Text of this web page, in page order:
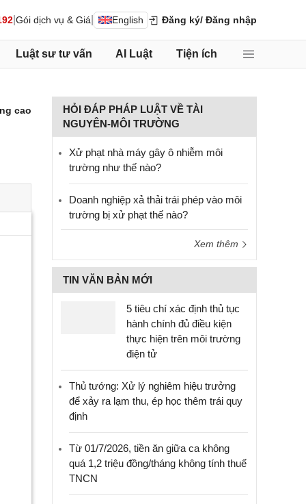
Gói dịch vụ & Giá English Đăng ký/ Đăng nhập
Luật sư tư vấn AI Luật Tiện ích
cao
HỎI ĐÁP PHÁP LUẬT VỀ TÀI
NGUYÊN-MÔI TRƯỜNG
Xử phạt nhà máy gây ô nhiễm môi
trường như thế nào?
Doanh nghiệp xả thải trái phép vào môi
trường bị xử phạt thế nào?
Xem thêm
TIN VĂN BẢN MỚI
5 tiêu chí xác định thủ tục
hành chính đủ điều kiện
thực hiện trên môi trường
điện tử
Thủ tướng: Xử lý nghiêm hiệu trưởng
để xảy ra lạm thu, ép học thêm trái quy
định
Từ 01/7/2026, tiền ăn giữa ca không
quá 1,2 triệu đồng/tháng không tính thuế
TNCN